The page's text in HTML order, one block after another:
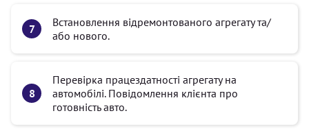
Встановлення відремонтованого агрегату та/
або нового.
Перевірка працездатності агрегату на
автомобілі. Повідомлення клієнта про
готовність авто.